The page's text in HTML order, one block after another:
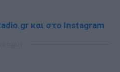
και στο Instagram